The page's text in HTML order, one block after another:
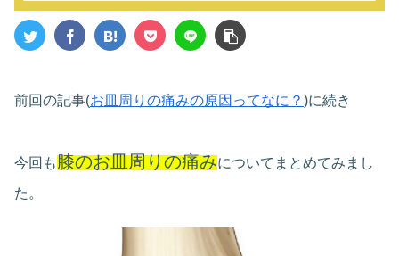
前回の記事(お皿周りの痛みの原因ってなに？ )に続き
今回も膝のお皿周りの痛みについてまとめてみまし
た。